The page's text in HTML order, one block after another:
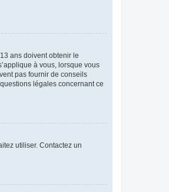
ans doivent obtenir le
à vous, lorsque vous
pas fournir de conseils
légales concernant ce
utiliser. Contactez un